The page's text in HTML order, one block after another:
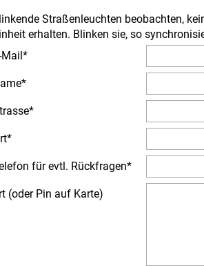
Straßenleuchten beobachten,
erhalten. Blinken sie, so
Mail*
*
*
*
für evtl. Rückfragen*
(oder Pin auf Karte)